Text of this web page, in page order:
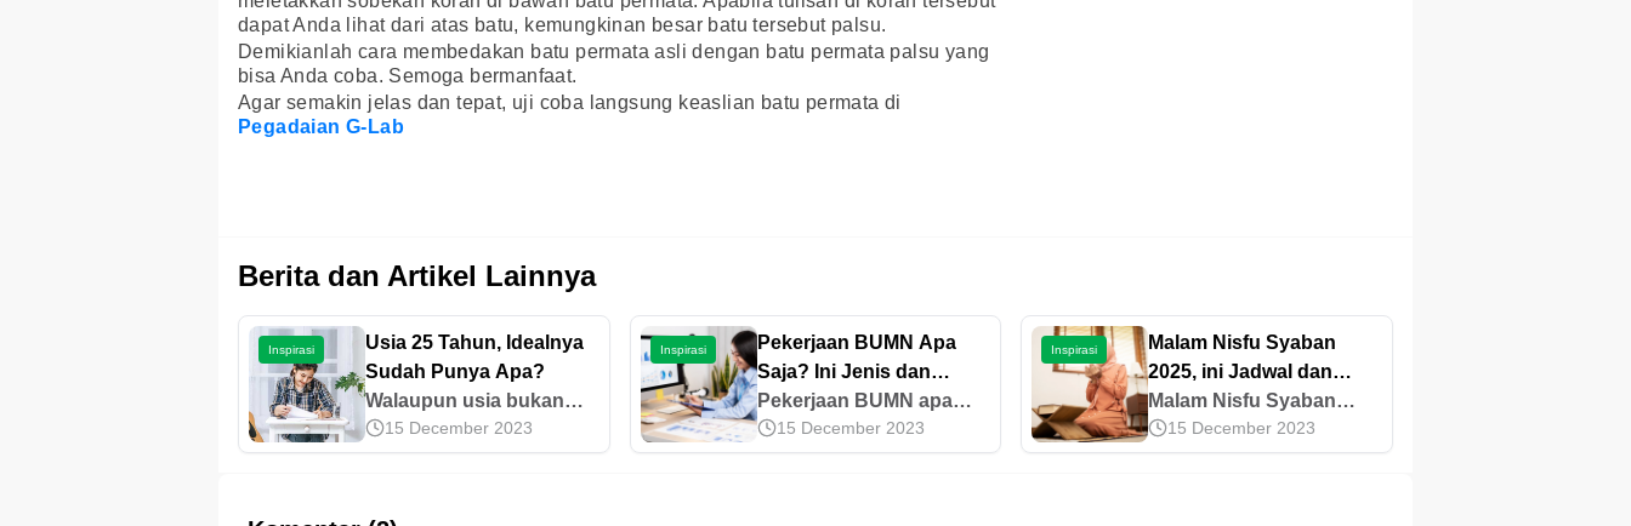
dapat Anda lihat dari atas batu, kemungkinan besar batu tersebut palsu.
Demikianlah cara membedakan batu permata asli dengan batu permata palsu yang
bisa Anda coba. Semoga bermanfaat.
Agar semakin jelas dan tepat, uji coba langsung keaslian batu permata di
Pegadaian G-Lab
Berita dan Artikel Lainnya
Inspirasi
Usia 25 Tahun, Idealnya
Sudah Punya Apa?
Walaupun usia bukan
patokan untuk sukses,
ada pencapaian yang
apa saja yang sebaiknya
15 December 2023
Inspirasi
Pekerjaan BUMN Apa
Saja? Ini Jenis dan
Pilihan Kariernya
Pekerjaan BUMN apa
saja? Jenis BUMN
terbagi berdasarkan
15 December 2023
Inspirasi
Malam Nisfu Syaban
2025, ini Jadwal dan
Keutamaannya
Malam Nisfu Syaban
adalah malam istimewa
bagi umat Islam di mana
15 December 2023